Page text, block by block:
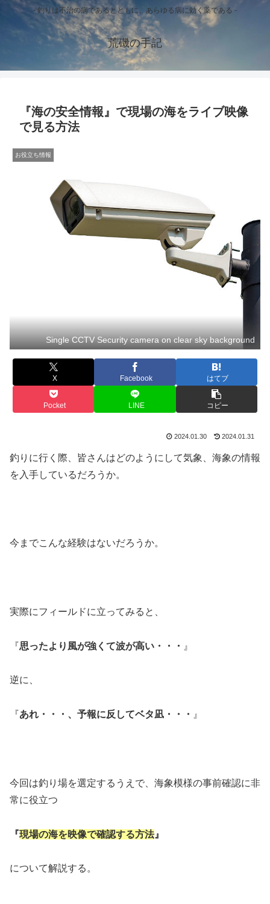
- 釣りは不治の病であるとともに、あらゆる病に効く薬である -
荒磯の手記
『海の安全情報』で現場の海をライブ映像
で見る方法
お役立ち情報
Single CCTV Security camera on clear sky background
X Facebook はてブ
Pocket LINE コピー
2024.01.30 2024.01.31
釣りに行く際、皆さんはどのようにして気象、海象の情報
を入手しているだろうか。
今までこんな経験はないだろうか。
実際にフィールドに立ってみると、
『思ったより風が強くて波が高い・・・ 』
逆に、
『あれ・・・、予報に反してベタ凪・・・ 』
今回は釣り場を選定するうえで、海象模様の事前確認に非
常に役立つ
『現場の海を映像で確認する方法』
について解説する。